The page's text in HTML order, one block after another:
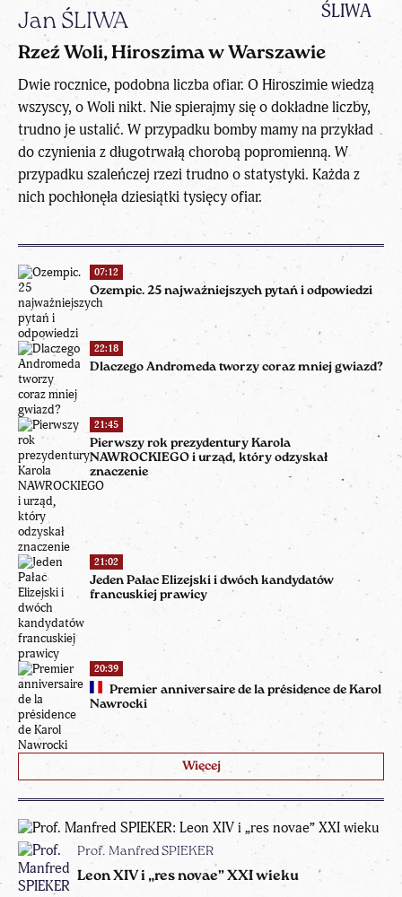
07:12
Ozempic. 25 najważniejszych pytań i odpowiedzi
22:18
Dlaczego Andromeda tworzy coraz mniej gwiazd?
21:45
Pierwszy rok prezydentury Karola
NAWROCKIEGO i urząd, który odzyskał
znaczenie
21:02
Jeden Pałac Elizejski i dwóch kandydatów
francuskiej prawicy
20:39
Premier anniversaire de la présidence de Karol
Nawrocki
Więcej
Jan ŚLIWA
Rzeź Woli, Hiroszima w Warszawie
Dwie rocznice, podobna liczba ofiar. O Hiroszimie wiedzą
wszyscy, o Woli nikt. Nie spierajmy się o dokładne liczby,
trudno je ustalić. W przypadku bomby mamy na przykład
do czynienia z długotrwałą chorobą popromienną. W
przypadku szaleńczej rzezi trudno o statystyki. Każda z
nich pochłonęła dziesiątki tysięcy ofiar.
Prof. Manfred SPIEKER
Leon XIV i „res novae” XXI wieku